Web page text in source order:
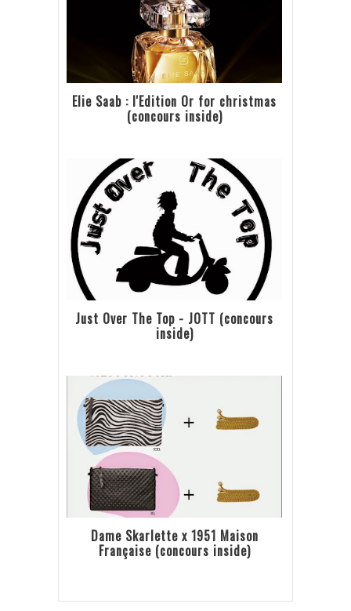
Elie Saab : l'Edition Or for christmas
(concours inside)
Just Over The Top - JOTT (concours
inside)
Dame Skarlette x 1951 Maison
Française (concours inside)